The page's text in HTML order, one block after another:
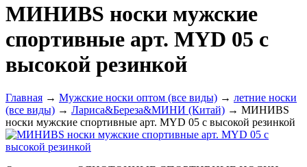
МИНИBS носки мужские
спортивные арт. MYD 05 с
высокой резинкой
Главная → Мужские носки оптом (все виды) → летние носки
(все виды) → Лариса&Береза&МИНИ (Китай) → МИНИBS
носки мужские спортивные арт. MYD 05 с высокой резинкой